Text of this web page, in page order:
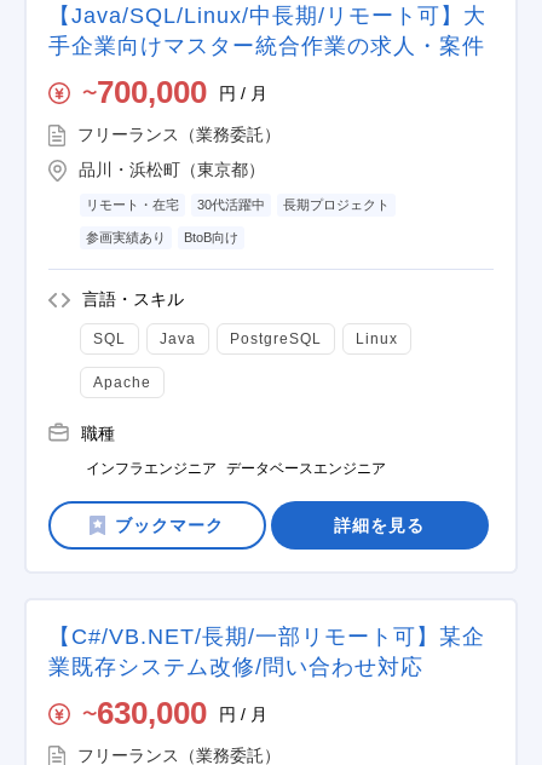
【Java/SQL/Linux/中長期/リモート可】大
手企業向けマスター統合作業の求人・案件
〜700,000 円 / 月
フリーランス（業務委託）
品川・浜松町（東京都）
リモート・在宅 30代活躍中 長期プロジェクト
参画実績あり BtoB向け
言語・スキル
SQL Java PostgreSQL Linux
Apache
職種
インフラエンジニア データベースエンジニア
詳細を見る
【C#/VB.NET/長期/一部リモート可】某企
業既存システム改修/問い合わせ対応
〜630,000 円 / 月
フリーランス（業務委託）